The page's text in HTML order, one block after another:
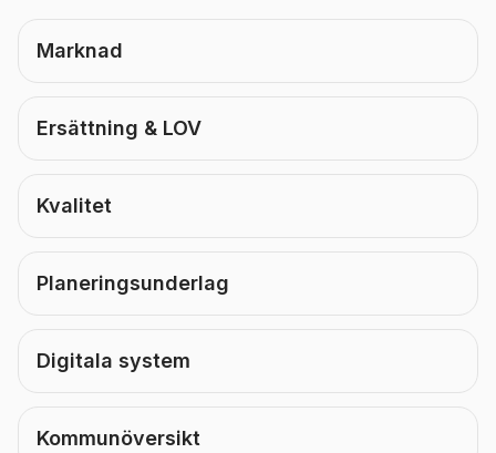
Marknad
Ersättning & LOV
Kvalitet
Planeringsunderlag
Digitala system
Kommunöversikt